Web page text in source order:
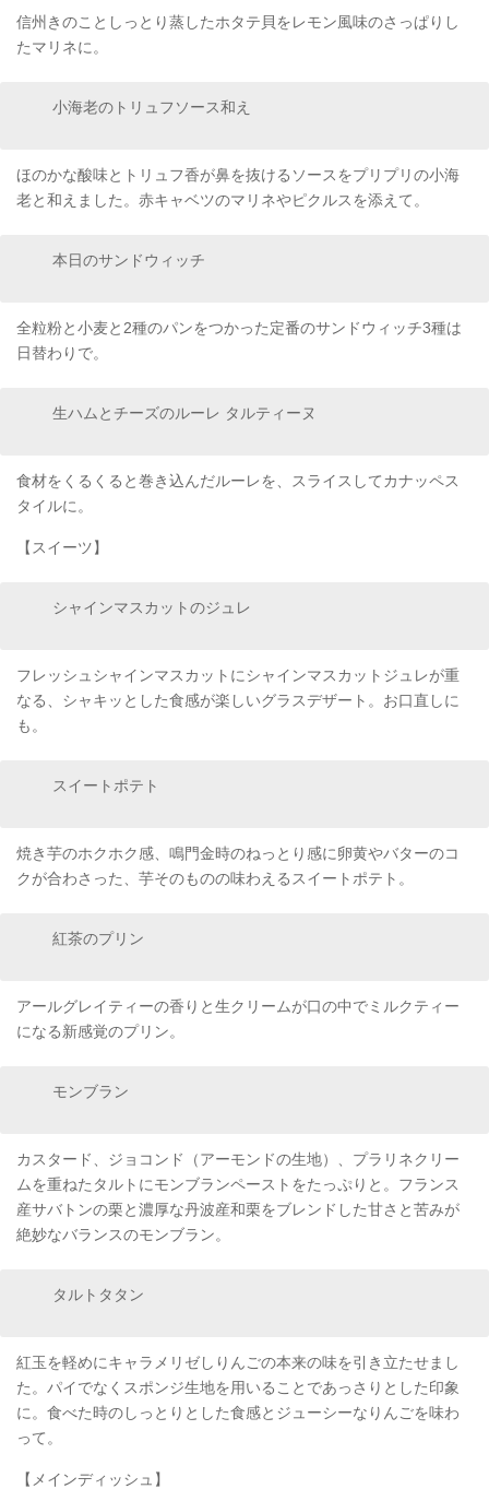
信州きのことしっとり蒸したホタテ貝をレモン風味のさっぱりし
たマリネに。
小海老のトリュフソース和え
ほのかな酸味とトリュフ香が鼻を抜けるソースをプリプリの小海
老と和えました。赤キャベツのマリネやピクルスを添えて。
本日のサンドウィッチ
全粒粉と小麦と2種のパンをつかった定番のサンドウィッチ3種は
日替わりで。
生ハムとチーズのルーレ タルティーヌ
食材をくるくると巻き込んだルーレを、スライスしてカナッペス
タイルに。
【スイーツ】
シャインマスカットのジュレ
フレッシュシャインマスカットにシャインマスカットジュレが重
なる、シャキッとした食感が楽しいグラスデザート。お口直しに
も。
スイートポテト
焼き芋のホクホク感、鳴門金時のねっとり感に卵黄やバターのコ
クが合わさった、芋そのものの味わえるスイートポテト。
紅茶のプリン
アールグレイティーの香りと生クリームが口の中でミルクティー
になる新感覚のプリン。
モンブラン
カスタード、ジョコンド（アーモンドの生地）、プラリネクリー
ムを重ねたタルトにモンブランペーストをたっぷりと。フランス
産サバトンの栗と濃厚な丹波産和栗をブレンドした甘さと苦みが
絶妙なバランスのモンブラン。
タルトタタン
紅玉を軽めにキャラメリゼしりんごの本来の味を引き立たせまし
た。パイでなくスポンジ生地を用いることであっさりとした印象
に。食べた時のしっとりとした食感とジューシーなりんごを味わ
って。
【メインディッシュ】